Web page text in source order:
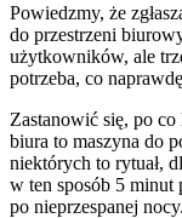
Powiedzmy, że
do przestrzeni
użytkowników, ale
potrzeba, co
Zastanowić się, po
biura to maszyna do
niektórych to rytuał,
w ten sposób 5 minut
po nieprzespanej nocy.